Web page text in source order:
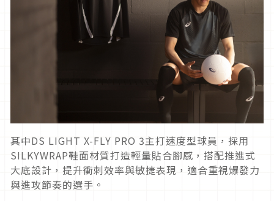
其中DS LIGHT X-FLY PRO 3主打速度型球員，採用
SILKYWRAP鞋面材質打造輕量貼合腳感，搭配推進式
大底設計，提升衝刺效率與敏捷表現，適合重視爆發力
與進攻節奏的選手。